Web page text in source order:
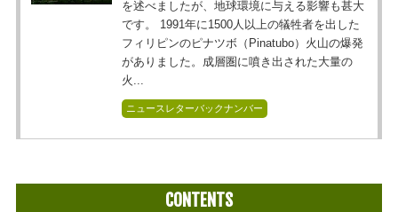
を述べましたが、地球環境に与える影響も甚大
です。 1991年に1500人以上の犠牲者を出した
フィリピンのピナツボ（Pinatubo）火山の爆発
がありました。成層圏に噴き出された大量の
火...
ニュースレターバックナンバー
CONTENTS